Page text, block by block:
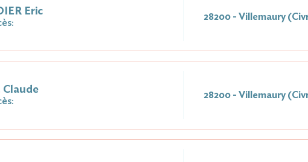
Eric 28200 - Villemaury
Claude 28200 - Villemaury